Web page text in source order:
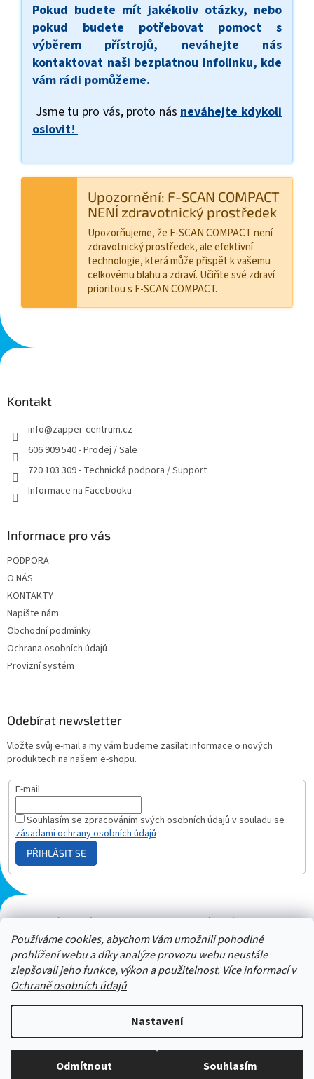
Používáme cookies, abychom Vám umožnili pohodlné
prohlížení webu a díky analýze provozu webu neustále
zlepšovali jeho funkce, výkon a použitelnost. Více informací v
Ochraně osobních údajů
Nastavení
Odmítnout Souhlasím
Stačí nám zavolat a zeptat se :-)
Pokud budete mít jakékoliv otázky, nebo
pokud budete potřebovat pomoct s
výběrem přístrojů, neváhejte nás
kontaktovat naši bezplatnou Infolinku, kde
vám rádi pomůžeme.
Jsme tu pro vás, proto nás neváhejte kdykoli
oslovit!
Upozornění: F-SCAN COMPACT
NENÍ zdravotnický prostředek
Upozorňujeme, že F-SCAN COMPACT není
zdravotnický prostředek, ale efektivní
technologie, která může přispět k vašemu
celkovému blahu a zdraví. Učiňte své zdraví
prioritou s F-SCAN COMPACT.
Z
á
Kontakt
info@zapper-centrum.cz
606 909 540 - Prodej / Sale
720 103 309 - Technická podpora / Support
Informace na Facebooku
Informace pro vás
PODPORA
O NÁS
KONTAKTY
Napište nám
Obchodní podmínky
Ochrana osobních údajů
Provizní systém
Odebírat newsletter
Vložte svůj e-mail a my vám budeme zasílat informace o nových
produktech na našem e-shopu.
E-mail
Souhlasím se zpracováním svých osobních údajů v souladu se
zásadami ochrany osobních údajů
PŘIHLÁSIT SE
Plazmový generátor.cz Heureka - hodnocení Solárne panely.sk
Parasite zapper
Copyright 2026ZAPPER-CENTRUM.cz . Všechna práva vyhrazena.